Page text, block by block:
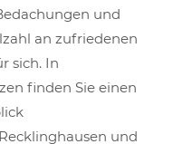
und
an zufriedenen
sich. In
finden Sie einen
Recklinghausen und